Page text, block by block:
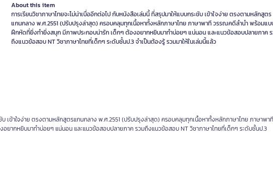
About this item
การเรียนวิชาภาษาไทยจะไม่น่าเบื่ออีกต่อไป กับหนังสือเล่มนี้ ที่สรุปมาให้แบบกระชับ เข้าใจง่าย ตรงตามหลักสูตร
แกนกลาง พ.ศ.2551 (ปรับปรุงล่าสุด) ครอบคลุมทุกเนื้อหาทั้งหลักภาษาไทย ภาษาพาที วรรณคดีลำนำ พร้อมแ
ฝึกหัดที่ยิ่งทำยิ่งสนุก มีภาพประกอบน่ารัก เด็กๆ ต้องอยากหยิบมาทำบ่อยๆ แน่นอน และแนวข้อสอบปลายภาค
ถึงแนวข้อสอบ NT วิชาภาษาไทยที่เด็กๆ ระดับชั้นป.3 จำเป็นต้องรู้ รวมมาให้ในเล่มนี้แล้ว
บ เข้าใจง่าย ตรงตามหลักสูตรแกนกลาง พ.ศ.2551 (ปรับปรุงล่าสุด) ครอบคลุมทุกเนื้อหาทั้งหลักภาษาไทย ภาษาพาที
กหยิบมาทำบ่อยๆ แน่นอน และแนวข้อสอบปลายภาค รวมถึงแนวข้อสอบ NT วิชาภาษาไทยที่เด็กๆ ระดับชั้นป.3